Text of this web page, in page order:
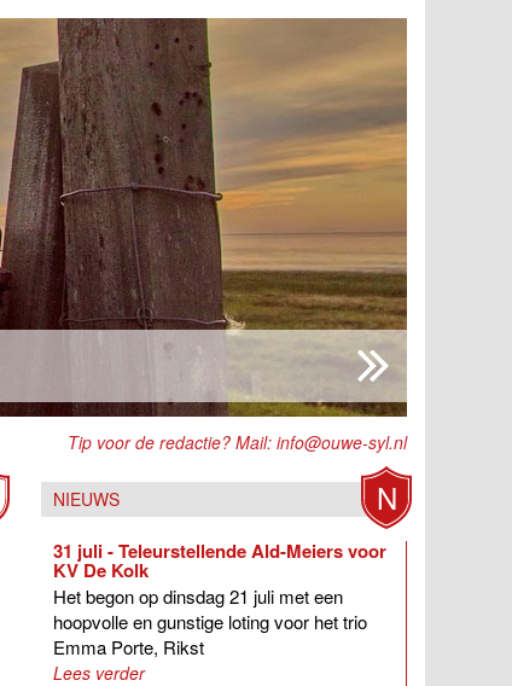
Tip voor de redactie? Mail: info@ouwe-syl.nl
NIEUWS N
31 juli - Teleurstellende Ald-Meiers voor
KV De Kolk
Het begon op dinsdag 21 juli met een
hoopvolle en gunstige loting voor het trio
Emma Porte, Rikst
Lees verder